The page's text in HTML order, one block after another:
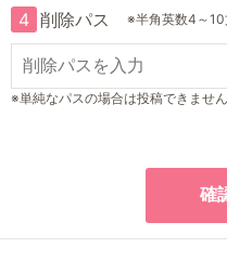
4 削除パス ※半角英数4～10
※単純なパスの場合は投稿できません